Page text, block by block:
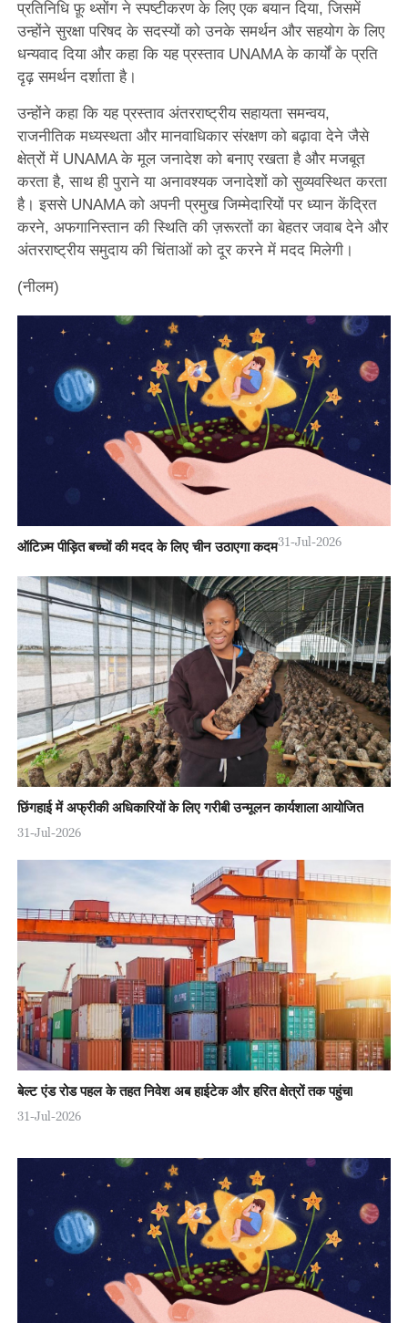
प्रतिनिधि फ़ू थ्सोंग ने स्पष्टीकरण के लिए एक बयान दिया, जिसमें
उन्होंने सुरक्षा परिषद के सदस्यों को उनके समर्थन और सहयोग के लिए
धन्यवाद दिया और कहा कि यह प्रस्ताव UNAMA के कार्यों के प्रति
दृढ़ समर्थन दर्शाता है।
उन्होंने कहा कि यह प्रस्ताव अंतरराष्ट्रीय सहायता समन्वय,
राजनीतिक मध्यस्थता और मानवाधिकार संरक्षण को बढ़ावा देने जैसे
क्षेत्रों में UNAMA के मूल जनादेश को बनाए रखता है और मजबूत
करता है, साथ ही पुराने या अनावश्यक जनादेशों को सुव्यवस्थित करता
है। इससे UNAMA को अपनी प्रमुख जिम्मेदारियों पर ध्यान केंद्रित
करने, अफगानिस्तान की स्थिति की ज़रूरतों का बेहतर जवाब देने और
अंतरराष्ट्रीय समुदाय की चिंताओं को दूर करने में मदद मिलेगी।
(नीलम)
ऑटिज़्म पीड़ित बच्चों की मदद के लिए चीन उठाएगा कदम31-Jul-2026
छिंगहाई में अफ्रीकी अधिकारियों के लिए गरीबी उन्मूलन कार्यशाला आयोजित
31-Jul-2026
बेल्ट एंड रोड पहल के तहत निवेश अब हाईटेक और हरित क्षेत्रों तक पहुंचा
31-Jul-2026